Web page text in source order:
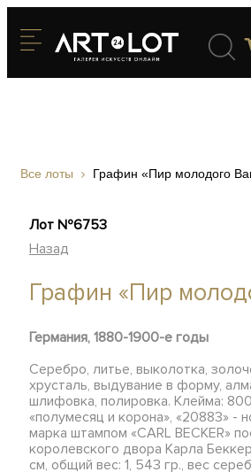
Все лоты Графин «Пир молодого
Лот №6753
Назад
Графин «Пир
Германия, 1880-1900-е годы
Серебро, литье, выколотка,
хрусталь, выдувание в форму,
шлифовка, полировка. Клейма:
«полумесяц и корона», «20883» -
марка штампом «CARL BECKER»
королевского двора Карла
см, общий вес: 1, 543 гр., вес